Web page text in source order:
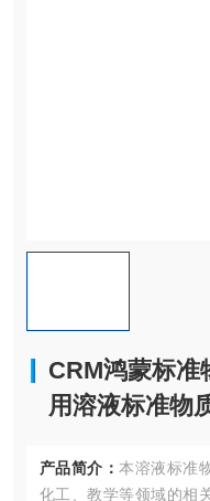
CRM鸿蒙标准
用溶液标准物
产品简介： 本溶液标准
化工、教学等领域的相